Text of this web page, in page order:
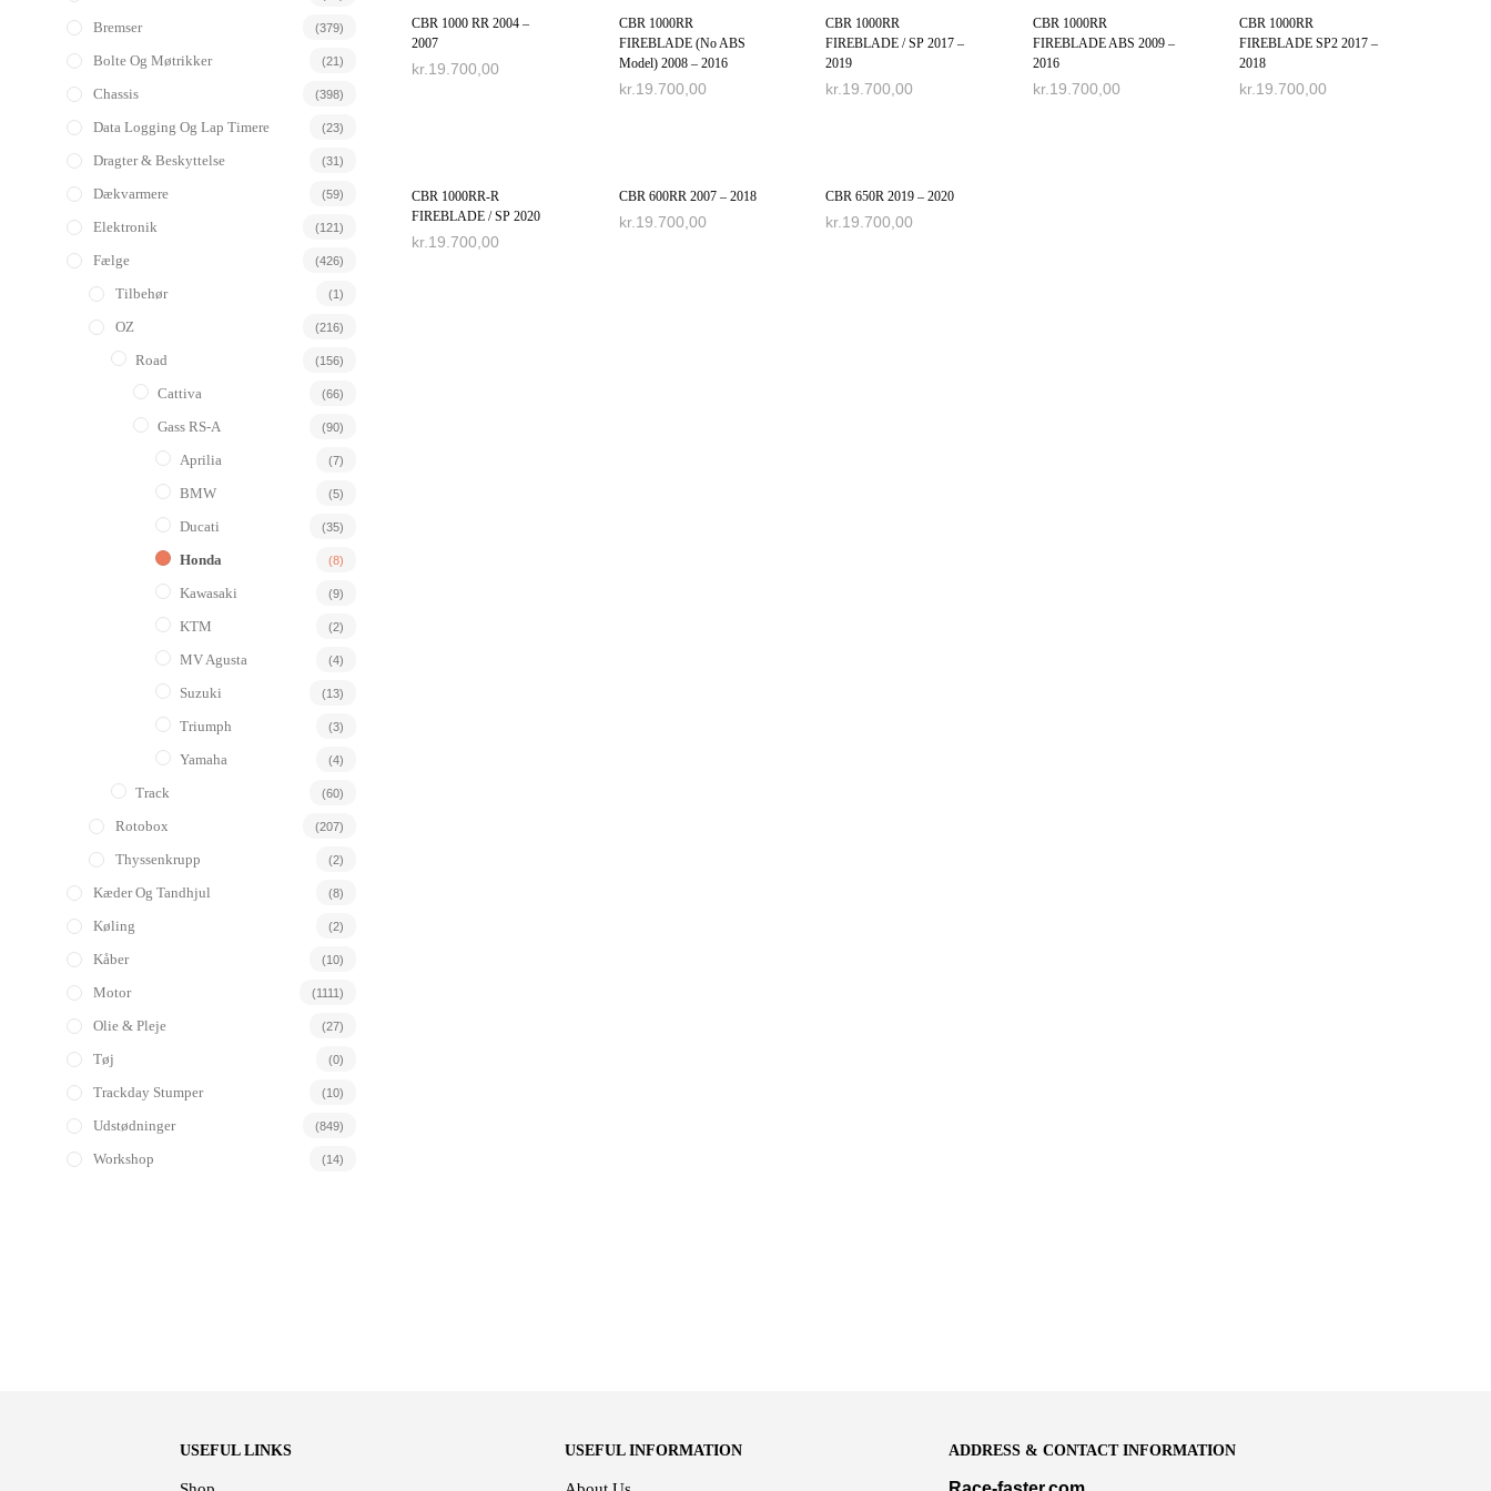
Bremser (379)
Bolte Og Møtrikker (21)
Chassis (398)
Data Logging Og Lap Timere (23)
Dragter & Beskyttelse (31)
Dækvarmere (59)
Elektronik (121)
Fælge (426)
Tilbehør (1)
OZ (216)
Road (156)
Cattiva (66)
Gass RS-A (90)
Aprilia (7)
BMW (5)
Ducati (35)
Honda (8)
Kawasaki (9)
KTM (2)
MV Agusta (4)
Suzuki (13)
Triumph (3)
Yamaha (4)
Track (60)
Rotobox (207)
Thyssenkrupp (2)
Kæder Og Tandhjul (8)
Køling (2)
Kåber (10)
Motor (1111)
Olie & Pleje (27)
Tøj (0)
Trackday Stumper (10)
Udstødninger (849)
Workshop (14)
CBR 1000 RR 2004 –
2007
kr. 19.700,00
CBR 1000RR
FIREBLADE (No ABS
Model) 2008 – 2016
kr. 19.700,00
CBR 1000RR
FIREBLADE / SP 2017 –
2019
kr. 19.700,00
CBR 1000RR
FIREBLADE ABS 2009 –
2016
kr. 19.700,00
CBR 1000RR
FIREBLADE SP2 2017 –
2018
kr. 19.700,00
CBR 1000RR-R
FIREBLADE / SP 2020
kr. 19.700,00
CBR 600RR 2007 – 2018
kr. 19.700,00
CBR 650R 2019 – 2020
kr. 19.700,00
USEFUL LINKS USEFUL INFORMATION ADDRESS & CONTACT INFORMATION